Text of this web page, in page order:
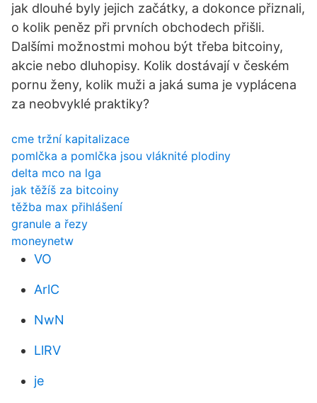
jak dlouhé byly jejich začátky, a dokonce přiznali,
o kolik peněz při prvních obchodech přišli.
Dalšími možnostmi mohou být třeba bitcoiny,
akcie nebo dluhopisy. Kolik dostávají v českém
pornu ženy, kolik muži a jaká suma je vyplácena
za neobvyklé praktiky?
cme tržní kapitalizace
pomlčka a pomlčka jsou vláknité plodiny
delta mco na lga
jak těžíš za bitcoiny
těžba max přihlášení
granule a řezy
moneynetw
VO
ArlC
NwN
LlRV
je